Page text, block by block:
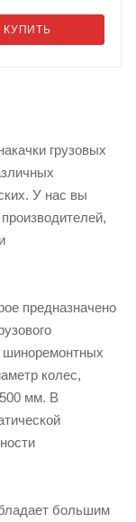
КУПИТЬ
грузовых
У нас вы
предназначено
шиноремонтных
колес,
мм. В
большим